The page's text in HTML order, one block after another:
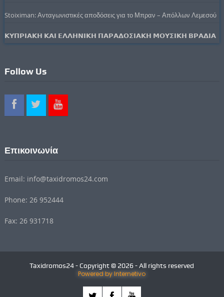
Stoiximan: Ανταγωνιστικές αποδόσεις για το Μπραν – Απόλλων Λεμεσού
𝝟𝝪𝝥𝝦𝝞𝝖𝝟𝝜 𝝟𝝖𝝞 𝝚𝝠𝝠𝝜𝝢𝝞𝝟𝝜 𝝥𝝖𝝦𝝖𝝙𝝤𝝨𝝞𝝖𝝟𝝜 𝝡𝝤𝝪𝝨𝝞𝝟𝝜 𝝗𝝦𝝖𝝙𝝞𝝖
Follow Us
Επικοινωνία
Email: info@taxidromos24.com
Phone: 26 952444
Fax: 26 931718
Taxidromos24 - Copyright © 2026 - All rights reserved
Powered by Internetivo